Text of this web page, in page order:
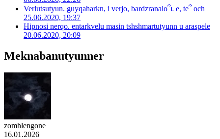
Verlutsutyun. guyqaharkn, i verjo, bardzranalo՞ւ e, te՞ och
25.06.2020, 19:37
Hipnosi nerqo. entarkvelu masin tshshmartutyunn u araspele
20.06.2020, 20:09
Meknabanutyunner
zomhlengone
16.01.2026